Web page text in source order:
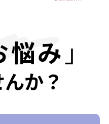
悩み ｣
か？